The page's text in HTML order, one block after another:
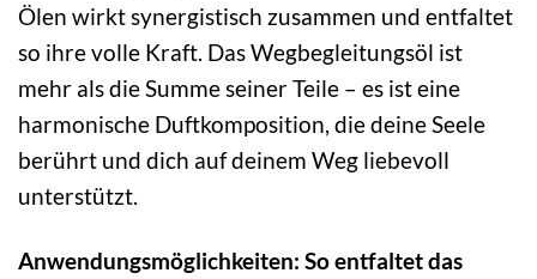
Ölen wirkt synergistisch zusammen und entfaltet
so ihre volle Kraft. Das Wegbegleitungsöl ist
mehr als die Summe seiner Teile – es ist eine
harmonische Duftkomposition, die deine Seele
berührt und dich auf deinem Weg liebevoll
unterstützt.
Anwendungsmöglichkeiten: So entfaltet das